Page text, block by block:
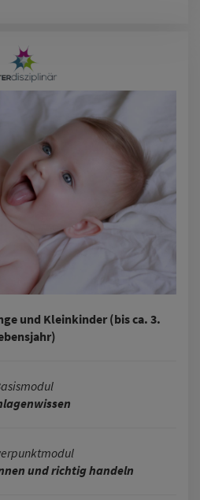
und Kleinkinder (bis ca. 3.
und richtig handeln